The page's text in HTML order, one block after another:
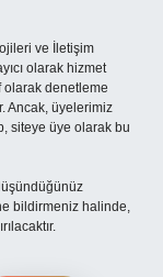
ve İletişim
olarak hizmet
olarak denetleme
Ancak, üyelerimiz
siteye üye olarak bu
bildirmeniz halinde,